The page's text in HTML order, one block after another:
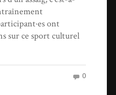
ont
sur ce sport culturel
0